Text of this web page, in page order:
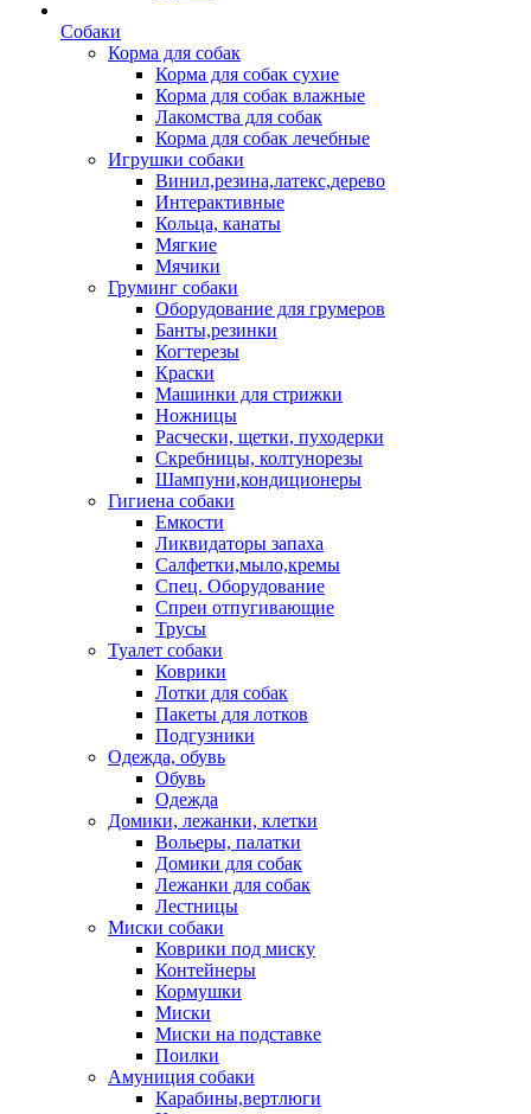
Собаки
Корма для собак
Корма для собак сухие
Корма для собак влажные
Лакомства для собак
Корма для собак лечебные
Игрушки собаки
Винил,резина,латекс,дерево
Интерактивные
Кольца, канаты
Мягкие
Мячики
Груминг собаки
Оборудование для грумеров
Банты,резинки
Когтерезы
Краски
Машинки для стрижки
Ножницы
Расчески, щетки, пуходерки
Скребницы, колтунорезы
Шампуни,кондиционеры
Гигиена собаки
Емкости
Ликвидаторы запаха
Салфетки,мыло,кремы
Спец. Оборудование
Спреи отпугивающие
Трусы
Туалет собаки
Коврики
Лотки для собак
Пакеты для лотков
Подгузники
Одежда, обувь
Обувь
Одежда
Домики, лежанки, клетки
Вольеры, палатки
Домики для собак
Лежанки для собак
Лестницы
Миски собаки
Коврики под миску
Контейнеры
Кормушки
Миски
Миски на подставке
Поилки
Амуниция собаки
Карабины,вертлюги